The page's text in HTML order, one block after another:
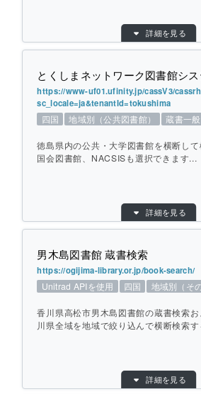
個別ページを開く
蔵書一般
s/
提供元： 広島県立図書館
対象館数： 30
地域： 中国
横断方式： 対象館のデータベースを
ひとこと紹介：
Sも選択できます。
詳細を見る
とくしまネットワーク図書館シス
https://www-uf01.ufinity.jp/cassV3/
sc_locale=ja&tenantId=tokushima
四国 地域別（公共図書館） 蔵書一般
徳島県内の公共・大学図書館を横断し
国会図書館、NACSISも選択できます...
蔵書一般
提供元： 徳島県立図書館
対象館数： 33
地域： 四国
横断方式： 対象館のデータベースを
択できます。
詳細を見る
男木島図書館 蔵書検索
https://ogijima-library.or.jp/book-search/
Unitrad APIを使用 四国 地域別（その
香川県高松市男木島図書館の蔵書検索
川県全域を地域で絞り込んで横断検索す
蔵書一般 詳細を見る